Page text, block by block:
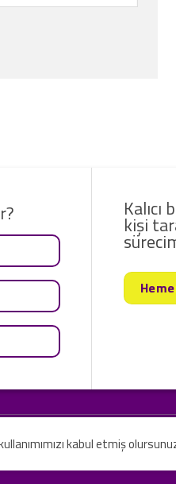
kişi
şirketi olarak hizmet
kabul etmiş